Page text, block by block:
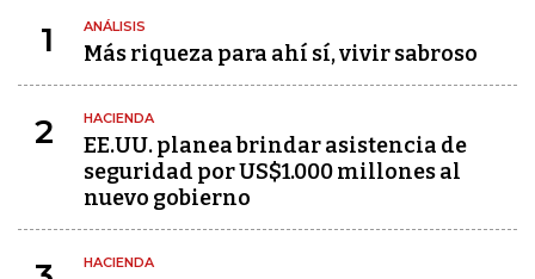
1 ANÁLISIS
Más riqueza para ahí sí, vivir sabroso
2 HACIENDA
EE.UU. planea brindar asistencia de
seguridad por US$1.000 millones al
nuevo gobierno
HACIENDA